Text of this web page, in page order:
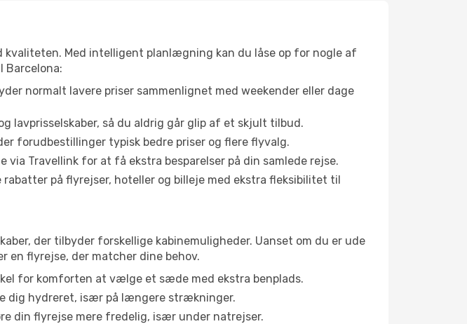
kvaliteten. Med intelligent planlægning kan du låse op for nogle af
Barcelona:
normalt lavere priser sammenlignet med weekender eller dage
lavprisselskaber, så du aldrig går glip af et skjult tilbud.
forudbestillinger typisk bedre priser og flere flyvalg.
Travellink for at få ekstra besparelser på din samlede rejse.
rabatter på flyrejser, hoteller og billeje med ekstra fleksibilitet til
der tilbyder forskellige kabinemuligheder. Uanset om du er ude
en flyrejse, der matcher dine behov.
for komforten at vælge et sæde med ekstra benplads.
dig hydreret, især på længere strækninger.
din flyrejse mere fredelig, især under natrejser.